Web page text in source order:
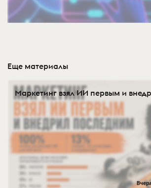
Еще материалы
Маркетинг взял ИИ первым и